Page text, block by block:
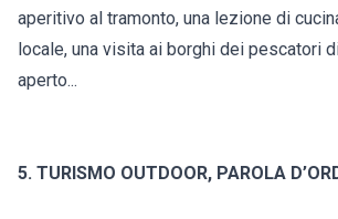
aperitivo al tramonto, una lezione di
locale, una visita ai borghi dei pescatori
aperto...
5. TURISMO OUTDOOR, PAROLA